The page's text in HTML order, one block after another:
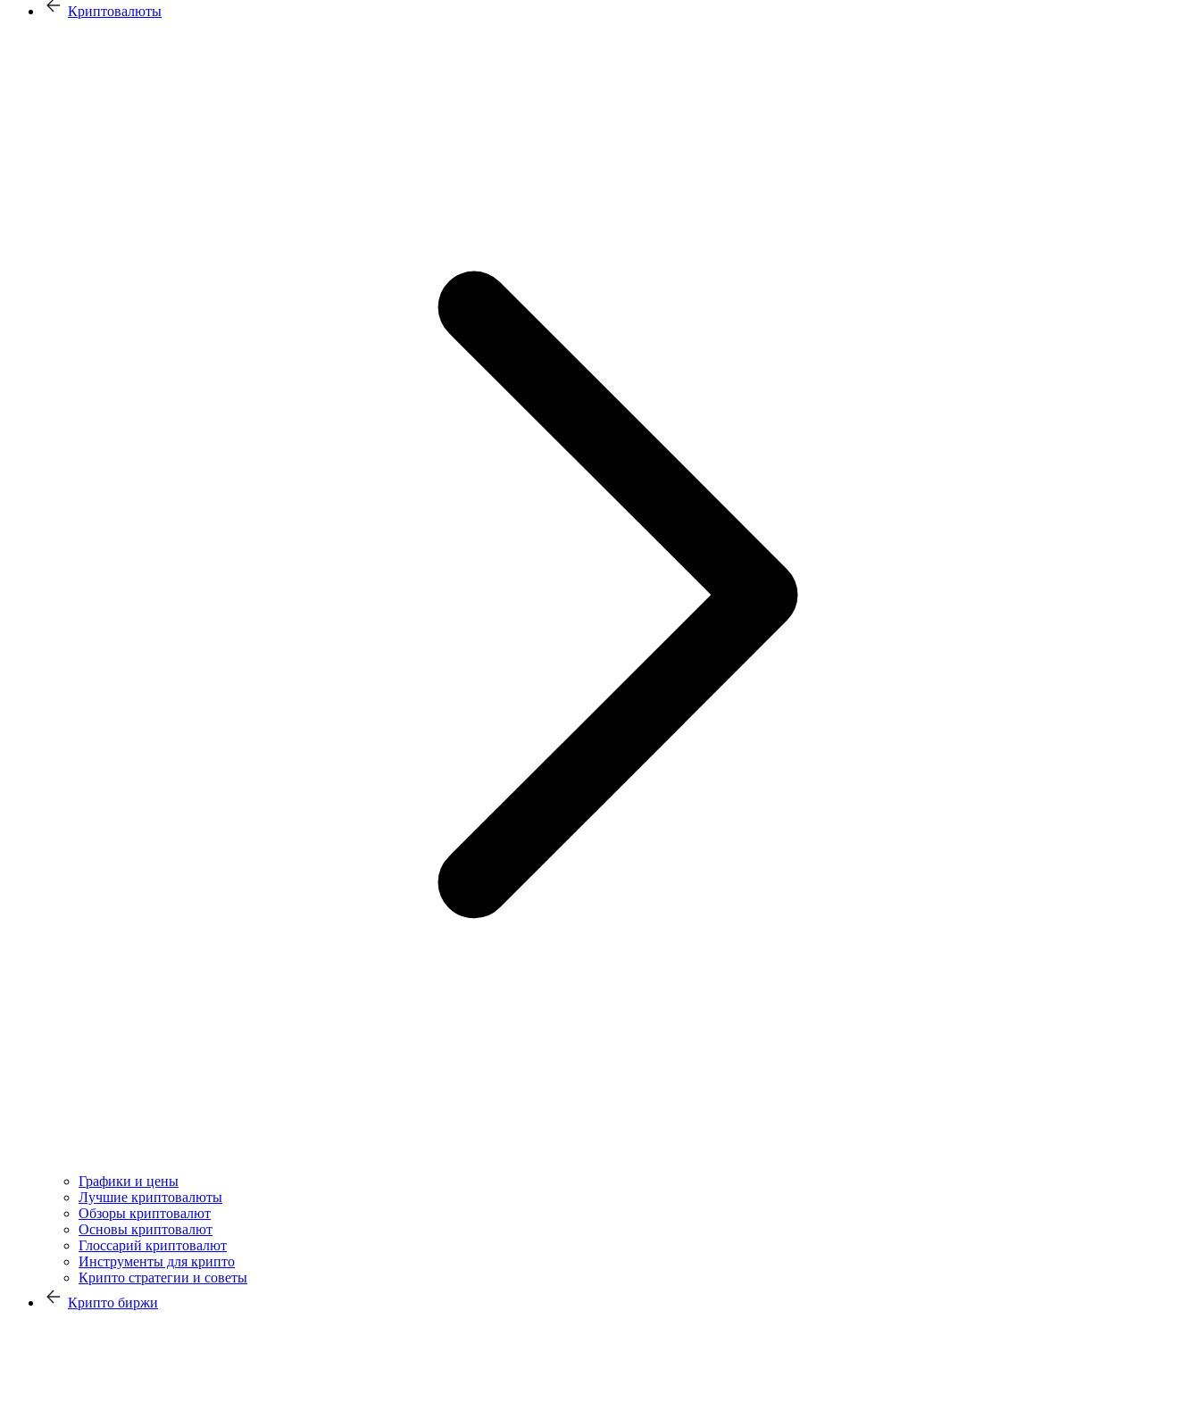
Криптовалюты
Графики и цены
Лучшие криптовалюты
Обзоры криптовалют
Основы криптовалют
Глоссарий криптовалют
Инструменты для крипто
Крипто стратегии и советы
Крипто биржи